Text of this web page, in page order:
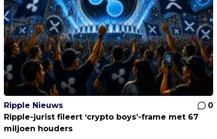
Ripple Nieuws
0
Ripple-jurist fileert ‘crypto boys’-frame met 67
miljoen houders